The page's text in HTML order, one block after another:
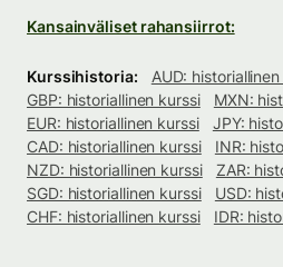
Kansainväliset rahansiirrot:
Kurssihistoria:
AUD:
GBP: historiallinen kurssi
MXN:
EUR: historiallinen kurssi
JPY:
CAD: historiallinen kurssi
INR:
NZD: historiallinen kurssi
ZAR:
SGD: historiallinen kurssi
USD:
CHF: historiallinen kurssi
IDR: